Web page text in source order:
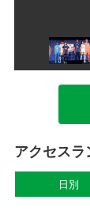
アクセスラ
日別